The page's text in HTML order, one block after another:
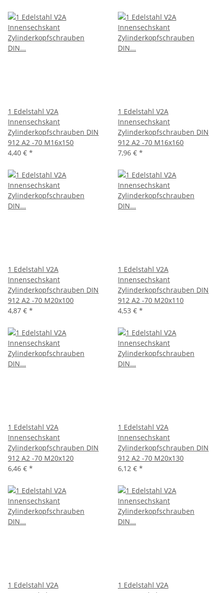
1 Edelstahl V2A
Innensechskant
Zylinderkopfschrauben DIN
912 A2 -70 M16x150
4,40 € *
1 Edelstahl V2A
Innensechskant
Zylinderkopfschrauben DIN
912 A2 -70 M16x160
7,96 € *
1 Edelstahl V2A
Innensechskant
Zylinderkopfschrauben DIN
912 A2 -70 M20x100
4,87 € *
1 Edelstahl V2A
Innensechskant
Zylinderkopfschrauben DIN
912 A2 -70 M20x110
4,53 € *
1 Edelstahl V2A
Innensechskant
Zylinderkopfschrauben DIN
912 A2 -70 M20x120
6,46 € *
1 Edelstahl V2A
Innensechskant
Zylinderkopfschrauben DIN
912 A2 -70 M20x130
6,12 € *
1 Edelstahl V2A
1 Edelstahl V2A